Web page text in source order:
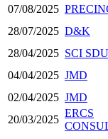
07/08/2025
28/07/2025 D&K
28/04/2025 SCI
04/04/2025 JMD
02/04/2025 JMD
20/03/2025
ERCS